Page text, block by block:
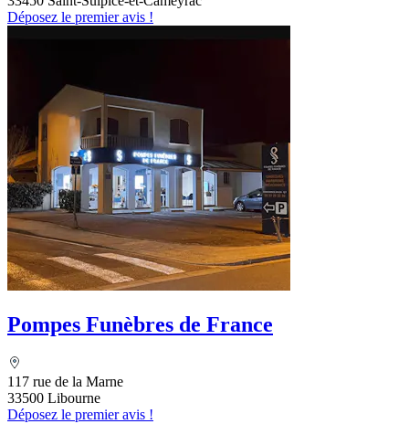
Déposez le premier avis !
Pompes Funèbres de France
117 rue de la Marne
33500 Libourne
Déposez le premier avis !